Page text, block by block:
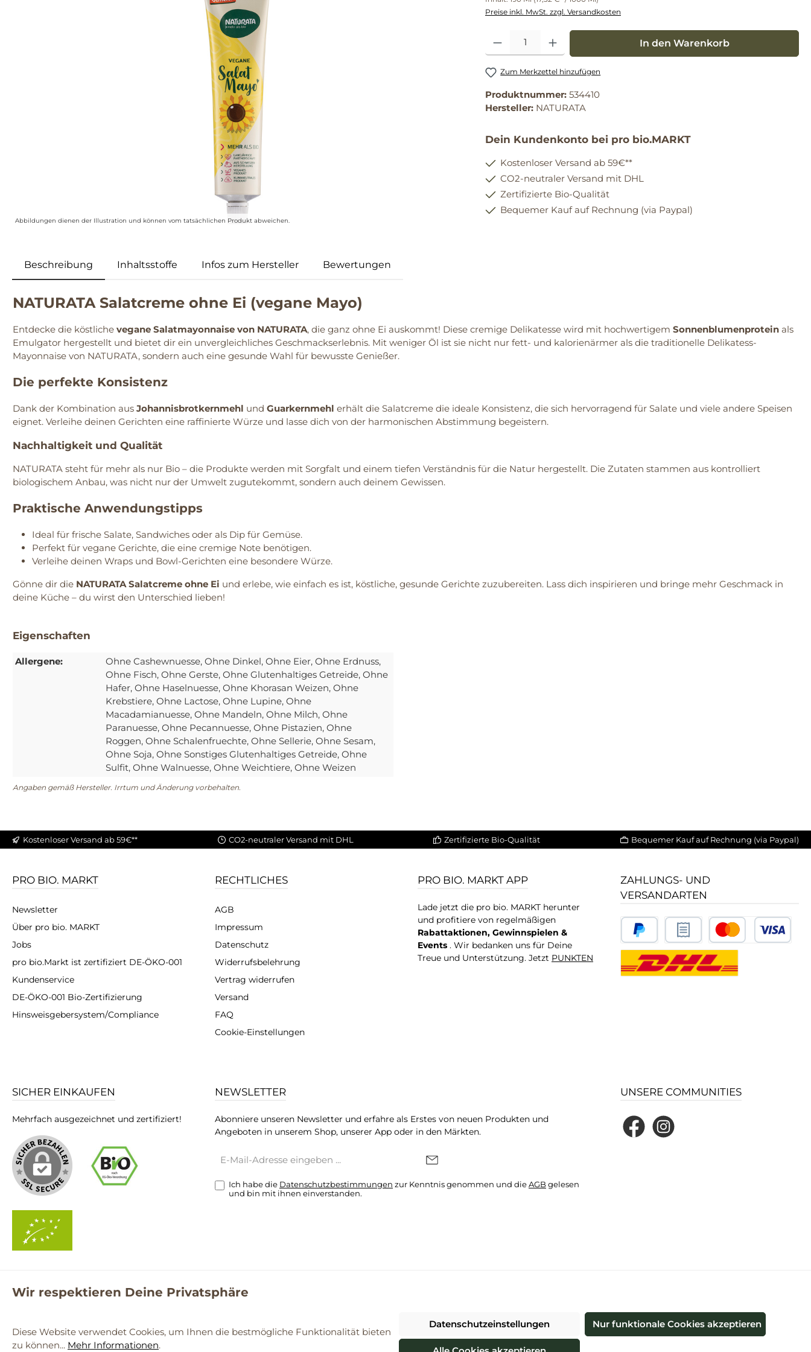
Abbildungen dienen der Illustration und können vom tatsächlichen Produkt abweichen.
Preise inkl. MwSt. zzgl. Versandkosten
Produkt Anzahl: Gib den gewünschten Wert ein oder benutze die Schaltflächen um die
In den Warenkorb
Zum Merkzettel hinzufügen
Produktnummer: 534410
Hersteller: NATURATA
Dein Kundenkonto bei pro bio.MARKT
Kostenloser Versand ab 59€**
CO2-neutraler Versand mit DHL
Zertifizierte Bio-Qualität
Bequemer Kauf auf Rechnung (via Paypal)
Beschreibung Inhaltsstoffe Infos zum Hersteller Bewertungen
NATURATA Salatcreme ohne Ei (vegane Mayo)
Entdecke die köstliche vegane Salatmayonnaise von NATURATA, die ganz ohne Ei auskommt! Diese cremige Delikatesse wird mit hochwertigem Sonnenblumenprotein als
Emulgator hergestellt und bietet dir ein unvergleichliches Geschmackserlebnis. Mit weniger Öl ist sie nicht nur fett- und kalorienärmer als die traditionelle Delikatess-
Mayonnaise von NATURATA, sondern auch eine gesunde Wahl für bewusste Genießer.
Die perfekte Konsistenz
Dank der Kombination aus Johannisbrotkernmehl und Guarkernmehl erhält die Salatcreme die ideale Konsistenz, die sich hervorragend für Salate und viele andere Speisen
eignet. Verleihe deinen Gerichten eine raffinierte Würze und lasse dich von der harmonischen Abstimmung begeistern.
Nachhaltigkeit und Qualität
NATURATA steht für mehr als nur Bio – die Produkte werden mit Sorgfalt und einem tiefen Verständnis für die Natur hergestellt. Die Zutaten stammen aus kontrolliert
biologischem Anbau, was nicht nur der Umwelt zugutekommt, sondern auch deinem Gewissen.
Praktische Anwendungstipps
Ideal für frische Salate, Sandwiches oder als Dip für Gemüse.
Perfekt für vegane Gerichte, die eine cremige Note benötigen.
Verleihe deinen Wraps und Bowl-Gerichten eine besondere Würze.
Gönne dir die NATURATA Salatcreme ohne Ei und erlebe, wie einfach es ist, köstliche, gesunde Gerichte zuzubereiten. Lass dich inspirieren und bringe mehr Geschmack in
deine Küche – du wirst den Unterschied lieben!
Eigenschaften
Allergene: Ohne Cashewnuesse, Ohne Dinkel, Ohne Eier, Ohne Erdnuss,
Ohne Fisch, Ohne Gerste, Ohne Glutenhaltiges Getreide, Ohne
Hafer, Ohne Haselnuesse, Ohne Khorasan Weizen, Ohne
Krebstiere, Ohne Lactose, Ohne Lupine, Ohne
Macadamianuesse, Ohne Mandeln, Ohne Milch, Ohne
Paranuesse, Ohne Pecannuesse, Ohne Pistazien, Ohne
Roggen, Ohne Schalenfruechte, Ohne Sellerie, Ohne Sesam,
Ohne Soja, Ohne Sonstiges Glutenhaltiges Getreide, Ohne
Sulfit, Ohne Walnuesse, Ohne Weichtiere, Ohne Weizen
Angaben gemäß Hersteller. Irrtum und Änderung vorbehalten.
Kostenloser Versand ab 59€** CO2-neutraler Versand mit DHL Zertifizierte Bio-Qualität Bequemer Kauf auf Rechnung (via Paypal)
PRO BIO. MARKT
Newsletter
Über pro bio. MARKT
Jobs
pro bio.Markt ist zertifiziert DE-ÖKO-001
Kundenservice
DE-ÖKO-001 Bio-Zertifizierung
Hinsweisgebersystem/Compliance
RECHTLICHES
AGB
Impressum
Datenschutz
Widerrufsbelehrung
Vertrag widerrufen
Versand
FAQ
Cookie-Einstellungen
PRO BIO. MARKT APP
Lade jetzt die pro bio. MARKT herunter
und profitiere von regelmäßigen
Rabattaktionen, Gewinnspielen &
Events . Wir bedanken uns für Deine
Treue und Unterstützung. Jetzt PUNKTEN
ZAHLUNGS- UND
VERSANDARTEN
SICHER EINKAUFEN
Mehrfach ausgezeichnet und zertifiziert!
NEWSLETTER
Abonniere unseren Newsletter und erfahre als Erstes von neuen Produkten und
Angeboten in unserem Shop, unserer App oder in den Märkten.
Mail-
Ich habe die Datenschutzbestimmungen zur Kenntnis genommen und dieAGBgelesen
und bin mit ihnen einverstanden.
UNSERE COMMUNITIES
FacebookInstagram
und ggf. Nachnahmegebühren, wenn nicht anders angegeben.
© 2026 ProBiomarkt WebShop - Alle Rechte vorbehalten. Theme byThemeWare®
Wir respektieren Deine Privatsphäre
Diese Website verwendet Cookies, um Ihnen die bestmögliche Funktionalität bieten
zu können... Mehr Informationen.
Datenschutzeinstellungen Nur funktionale Cookies akzeptieren